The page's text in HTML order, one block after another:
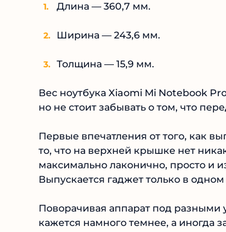
Длина — 360,7 мм.
Ширина — 243,6 мм.
Толщина — 15,9 мм.
Вес ноутбука Xiaomi Mi Notebook
но не стоит забывать о том, что
Первые впечатления от того, как
то, что на верхней крышке нет
максимально лаконично, просто и
Выпускается гаджет только в
Поворачивая аппарат под разными
кажется намного темнее, а иногда